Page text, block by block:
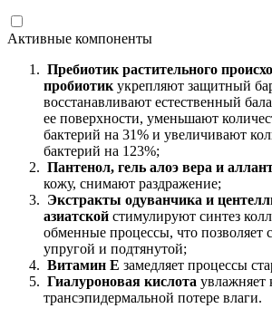
Активные компоненты
Пребиотик растительного
пробиотик укрепляют защитный
восстанавливают естественный
ее поверхности, уменьшают
бактерий на 31% и увеличивают
бактерий на 123%;
Пантенол, гель алоэ вера и
кожу, снимают раздражение;
Экстракты одуванчика и
азиатской стимулируют синтез
обменные процессы, что позволяет
упругой и подтянутой;
Витамин Е замедляет процессы
Гиалуроновая кислота увлажняет
трансэпидермальной потере влаги.